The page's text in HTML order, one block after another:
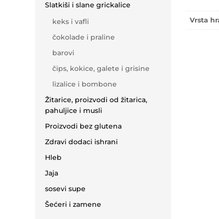
Vrsta
Slatkiši i slane grickalice
keks i vafli
čokolade i praline
barovi
čips, kokice, galete i grisine
lizalice i bombone
Žitarice, proizvodi od žitarica,
pahuljice i musli
Proizvodi bez glutena
Zdravi dodaci ishrani
Hleb
Jaja
sosevi supe
Šećeri i zamene